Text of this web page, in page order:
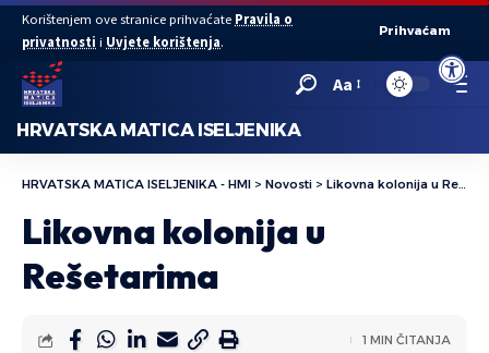
Open
Korištenjem ove stranice prihvaćate Pravila o
privatnosti i Uvjete korištenja.
Prihvaćam
Aa
HRVATSKA MATICA ISELJENIKA
HRVATSKA MATICA ISELJENIKA - HMI > Novosti > Likovna kolonija u Rešetarima
Likovna kolonija u
Rešetarima
1 MIN ČITANJA